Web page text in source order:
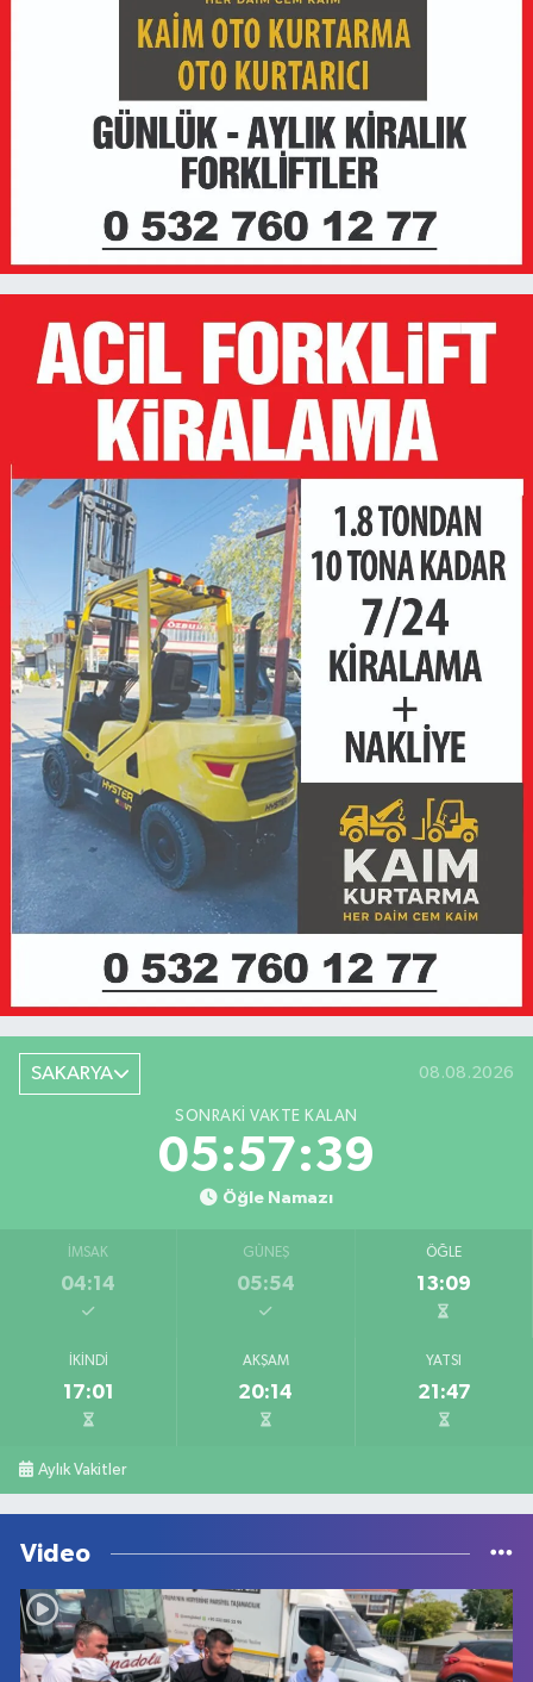
SAKARYA 08.08.2026
SONRAKI VAKTE KALAN
05:57:39
Öğle Namazı
İMSAK
04:14
GÜNEŞ
05:54
ÖĞLE
13:09
İKINDI
17:01
AKŞAM
20:14
YATSI
21:47
Aylık Vakitler
Video